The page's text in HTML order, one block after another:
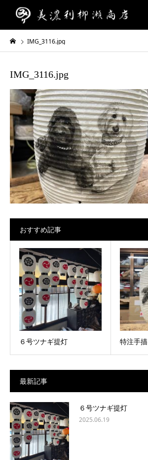
IMG_3116.jpg
IMG_3116.jpg
おすすめ記事
６号ツナギ提灯 特注手
最新記事
６号ツナギ提灯
2025.06.19